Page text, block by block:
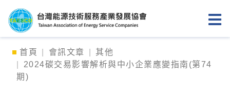
台灣能源技術服務產業發展協
首頁 會訊文章
其他
2024碳交易影響解析與中小企業應變指南(第74
期)